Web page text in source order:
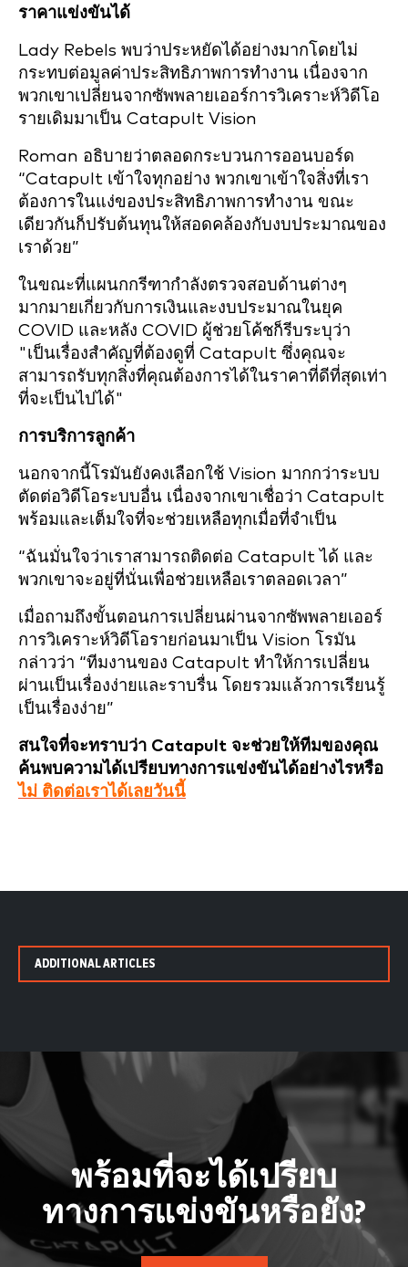
ราคาแข่งขันได้
Lady Rebels พบว่าประหยัดได้อย่างมากโดยไม่
กระทบต่อมูลค่าประสิทธิภาพการทำงาน เนื่องจาก
พวกเขาเปลี่ยนจากซัพพลายเออร์การวิเคราะห์วิดีโอ
รายเดิมมาเป็น Catapult Vision
Roman อธิบายว่าตลอดกระบวนการออนบอร์ด
“Catapult เข้าใจทุกอย่าง พวกเขาเข้าใจสิ่งที่เรา
ต้องการในแง่ของประสิทธิภาพการทำงาน ขณะ
เดียวกันก็ปรับต้นทุนให้สอดคล้องกับงบประมาณของ
เราด้วย”
ในขณะที่แผนกกรีฑากำลังตรวจสอบด้านต่างๆ
มากมายเกี่ยวกับการเงินและงบประมาณในยุค
COVID และหลัง COVID ผู้ช่วยโค้ชก็รีบระบุว่า
"เป็นเรื่องสำคัญที่ต้องดูที่ Catapult ซึ่งคุณจะ
สามารถรับทุกสิ่งที่คุณต้องการได้ในราคาที่ดีที่สุดเท่า
ที่จะเป็นไปได้"
การบริการลูกค้า
นอกจากนี้โรมันยังคงเลือกใช้ Vision มากกว่าระบบ
ตัดต่อวิดีโอระบบอื่น เนื่องจากเขาเชื่อว่า Catapult
พร้อมและเต็มใจที่จะช่วยเหลือทุกเมื่อที่จำเป็น
“ฉันมั่นใจว่าเราสามารถติดต่อ Catapult ได้ และ
พวกเขาจะอยู่ที่นั่นเพื่อช่วยเหลือเราตลอดเวลา”
เมื่อถามถึงขั้นตอนการเปลี่ยนผ่านจากซัพพลายเออร์
การวิเคราะห์วิดีโอรายก่อนมาเป็น Vision โรมัน
กล่าวว่า “ทีมงานของ Catapult ทำให้การเปลี่ยน
ผ่านเป็นเรื่องง่ายและราบรื่น โดยรวมแล้วการเรียนรู้
เป็นเรื่องง่าย”
สนใจที่จะทราบว่า Catapult จะช่วยให้ทีมของคุณ
ค้นพบความได้เปรียบทางการแข่งขันได้อย่างไรหรือ
ไม่ ติดต่อเราได้เลยวันนี้
ADDITIONAL ARTICLES
พร้อมที่จะได้เปรียบ
ทางการแข่งขันหรือยัง?